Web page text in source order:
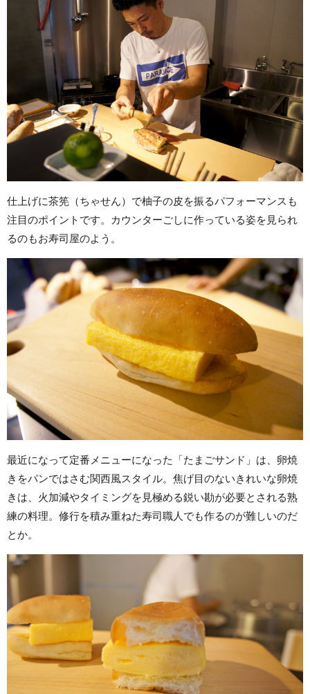
仕上げに茶筅（ちゃせん）で柚子の皮を振るパフォーマンスも
注目のポイントです。カウンターごしに作っている姿を見られ
るのもお寿司屋のよう。
最近になって定番メニューになった「たまごサンド」は、卵焼
きをパンではさむ関西風スタイル。焦げ目のないきれいな卵焼
きは、火加減やタイミングを見極める鋭い勘が必要とされる熟
練の料理。修行を積み重ねた寿司職人でも作るのが難しいのだ
とか。